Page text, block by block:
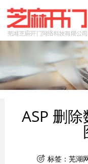
ASP 删
 标签： 芜湖